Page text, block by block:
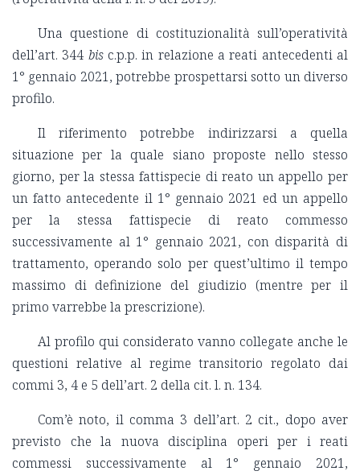
Una questione di costituzionalità sull’operatività
dell’art. 344 bisc.p.p. in relazione a reati antecedenti al
1° gennaio 2021, potrebbe prospettarsi sotto un diverso
profilo.
Il riferimento potrebbe indirizzarsi a quella
situazione per la quale siano proposte nello stesso
giorno, per la stessa fattispecie di reato un appello per
un fatto antecedente il 1° gennaio 2021 ed un appello
per la stessa fattispecie di reato commesso
successivamente al 1° gennaio 2021, con disparità di
trattamento, operando solo per quest’ultimo il tempo
massimo di definizione del giudizio (mentre per il
primo varrebbe la prescrizione).
Al profilo qui considerato vanno collegate anche le
questioni relative al regime transitorio regolato dai
commi 3, 4 e 5 dell’art. 2 della cit. l. n. 134.
Com’è noto, il comma 3 dell’art. 2 cit., dopo aver
previsto che la nuova disciplina operi per i reati
commessi successivamente al 1° gennaio 2021,